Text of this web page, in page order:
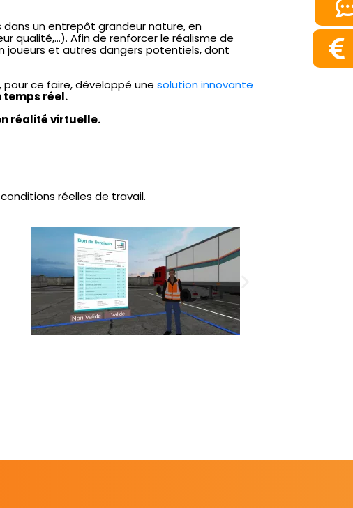
dans un entrepôt grandeur nature, en
qualité,…). Afin de renforcer le réalisme de
joueurs et autres dangers potentiels, dont
pour ce faire, développé une solution innovante
temps réel.
réalité virtuelle.
réelles de travail.